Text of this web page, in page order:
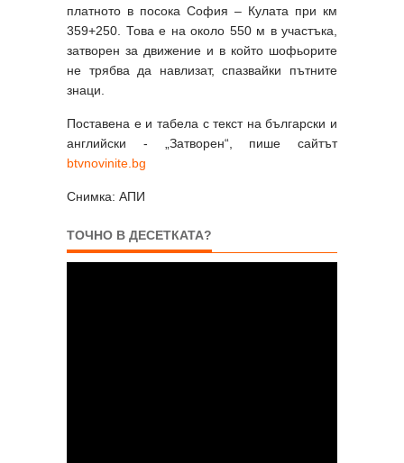
платното в посока София – Кулата при км
359+250. Това е на около 550 м в участъка,
затворен за движение и в който шофьорите
не трябва да навлизат, спазвайки пътните
знаци.
Поставена е и табела с текст на български и
английски - „Затворен“, пише сайтът
btvnovinite.bg
Снимка: АПИ
ТОЧНО В ДЕСЕТКАТА?